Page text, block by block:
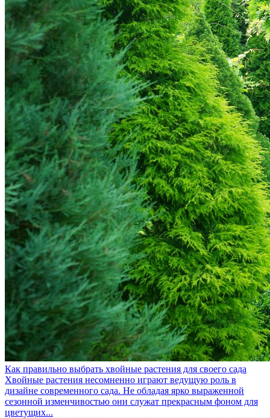
Как правильно выбрать хвойные растения для своего сада
Хвойные растения несомненно играют ведущую роль в
дизайне современного сада. Не обладая ярко выраженной
сезонной изменчивостью они служат прекрасным фоном для
цветущих...